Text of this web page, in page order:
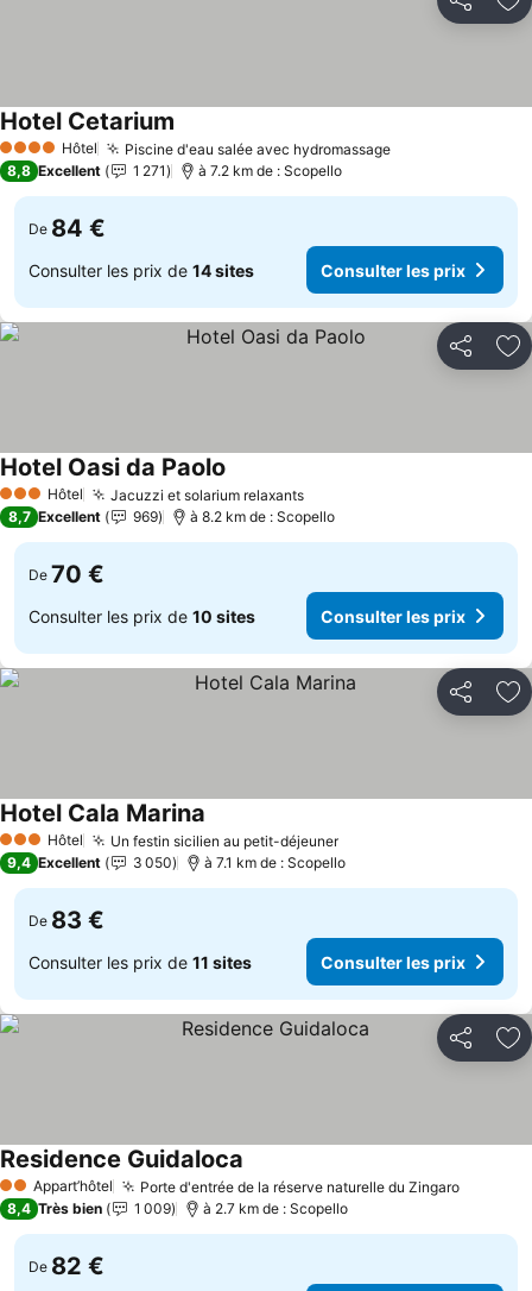
Partager
4 Étoiles Hôtel Piscine d'eau salée avec hydromassageConsulter les
Hotel Cetarium
8,8 Excellent 1 271 à 7.2 km de : Scopello
De 84 €
Consulter les prix de 14 sites Consulter les prix
Partager
3 ÉtoilesHôtel Jacuzzi et solarium relaxantsConsulter les prix
Hotel Oasi da Paolo
8,7 Excellent 969 à 8.2 km de : Scopello
De 70 €
Consulter les prix de 10 sites Consulter les prix
Partager
3 ÉtoilesHôtel Un festin sicilien au petit-déjeunerConsulter les prix
Hotel Cala Marina
9,4 Excellent 3 050 à 7.1 km de : Scopello
De 83 €
Consulter les prix de 11 sites Consulter les prix
Partager
2 ÉtoilesAppart’hôtel Porte d'entrée de la réserve naturelle du Zingaro
Residence Guidaloca
8,4 Très bien 1 009 à 2.7 km de : Scopello
De 82 €